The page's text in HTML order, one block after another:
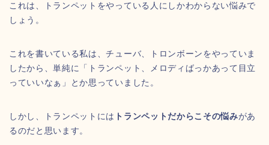
これは、トランペットをやっている人にしかわからない悩みで
しょう。
これを書いている私は、チューバ、トロンボーンをやっていま
したから、単純に「トランペット、メロディばっかあって目立
っていいなぁ」とか思っていました。
しかし、トランペットには トランペットだからこその悩みがあ
るのだと思います。